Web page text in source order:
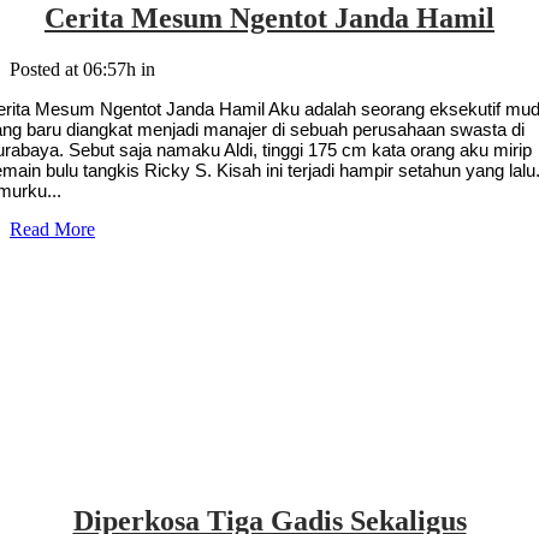
Cerita Mesum Ngentot Janda Hamil
Posted at 06:57h in
Mesum Ngentot Janda Hamil Aku adalah seorang eksekutif
baru diangkat menjadi manajer di sebuah perusahaan swasta di
Sebut saja namaku Aldi, tinggi 175 cm kata orang aku mirip
bulu tangkis Ricky S. Kisah ini terjadi hampir setahun yang
Read More
Diperkosa Tiga Gadis Sekaligus